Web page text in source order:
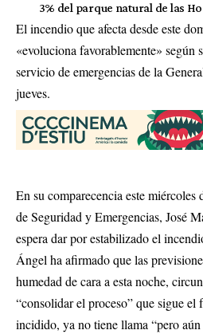
3% del parque natural de las
El incendio que afecta desde este
«evoluciona favorablemente» según
servicio de emergencias de la
jueves.
En su comparecencia este miércoles
de Seguridad y Emergencias, José
espera dar por estabilizado el
Ángel ha afirmado que las
humedad de cara a esta noche,
“consolidar el proceso” que sigue
incidido, ya no tiene llama “pero